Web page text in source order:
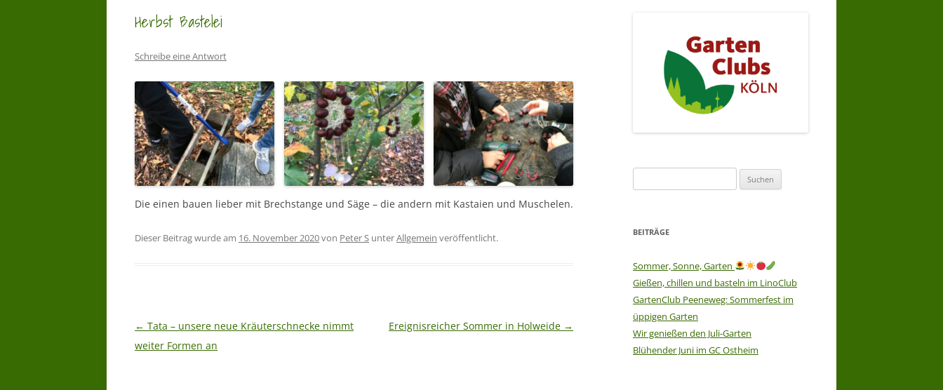
Herbst Bastelei
Schreibe eine Antwort
Die einen bauen lieber mit Brechstange und Säge – die andern mit Kastaien und Muschelen.
Dieser Beitrag wurde am 16. November 2020von Peter S unterAllgemein veröffentlicht.
Beitragsnavigation
← Tata – unsere neue Kräuterschnecke nimmt
weiter Formen an
Ereignisreicher Sommer in Holweide →
nach:
BEITRÄGE
Sommer, Sonne, Garten
Gießen, chillen und basteln im LinoClub
GartenClub Peeneweg: Sommerfest im
üppigen Garten
Wir genießen den Juli-Garten
Blühender Juni im GC Ostheim